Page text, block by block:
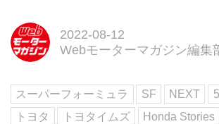
2022-08-12
Webモーターマガジン編集
スーパーフォーミュラ SF NEXT
トヨタ
トヨタイムズ Honda Stories